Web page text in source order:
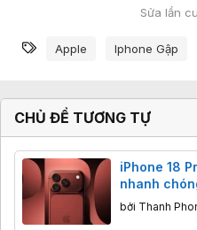
Sửa lần
Từ khóa
Apple Iphone Gập
CHỦ ĐỀ TƯƠNG TỰ
iPhone 18
nhanh
nhớ
bởi Thanh